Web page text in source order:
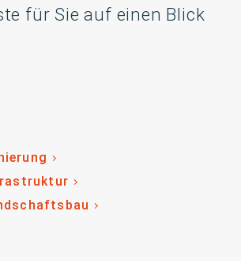
für Sie auf einen Blick